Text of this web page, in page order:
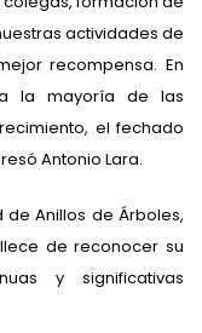
actividades de
recompensa. En
la mayoría de las
el fechado
Antonio Lara.
de Anillos de Árboles,
de reconocer su
y significativas